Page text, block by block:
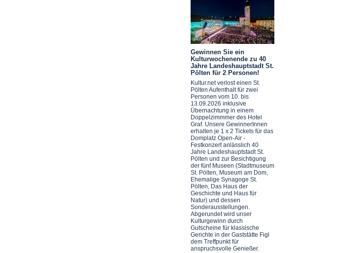
Gewinnen Sie ein
Kulturwochenende zu 40
Jahre Landeshauptstadt St.
Pölten für 2 Personen!
Kultur.net verlost einen St.
Pölten Aufenthalt für zwei
Personen vom 10. bis
13.09.2026 inklusive
Übernachtung in einem
Doppelzimmmer des Hotel
Graf. Unsere GewinnerInnen
erhalten je 1 x 2 Tickets für das
Domplatz Open-Air -
Festkonzert anlässlich 40
Jahre Landeshauptstadt St.
Pölten und zur Besichtigung
der fünf Museen (Stadtmuseum
St. Pölten, Museum am Dom,
Ehemalige Synagoge St.
Pölten, Das Haus der
Geschichte und Haus für
Natur) und dessen
Sonderausstellungen.
Abgerundet wird unser
Kulturgewinn durch
Gutscheine für klassische
Gerichte in der Gaststätte Figl
dem Treffpunkt für
anspruchsvolle Genießer.